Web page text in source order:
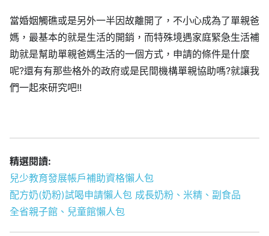
當婚姻觸礁或是另外一半因故離開了，不小心成為了單親爸
媽，最基本的就是生活的開銷，而特殊境遇家庭緊急生活補
助就是幫助單親爸媽生活的一個方式，申請的條件是什麼
呢?還有有那些格外的政府或是民間機構單親協助嗎?就讓我
們一起來研究吧!!
精選閱讀:
兒少教育發展帳戶補助資格懶人包
配方奶(奶粉)試喝申請懶人包 成長奶粉、米精、副食品
全省親子館、兒童館懶人包